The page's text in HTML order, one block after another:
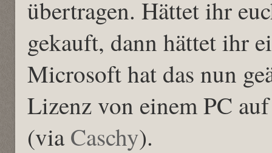
übertragen. Hättet ihr
gekauft, dann hättet ihr
Microsoft hat das nun
Lizenz von einem PC
(viaCaschy).